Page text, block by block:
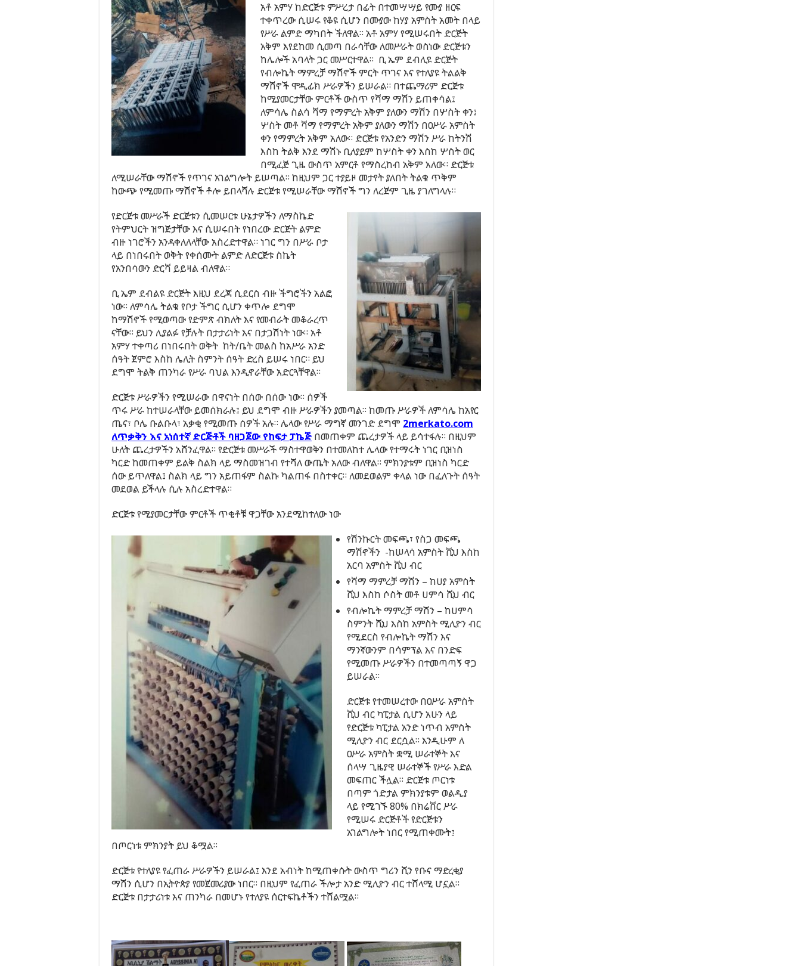
አቶ አምሃ ከድርጅቱ ምሥረታ በፊት በተመሣሣይ የሙያ ዘርፍ
ተቀጥረው ሲሠሩ የቆዩ ሲሆን በሙያው ከሃያ አምስት አመት በላይ
የሥራ ልምድ ማካበት ችለዋል። አቶ አምሃ የሚሠሩበት ድርጅት
አቅም እየደከመ ሲመጣ በራሳቸው ለመሥራት ወስነው ድርጅቱን
ከሌሎች አባላት ጋር መሥርተዋል። ቢ ኤም ደብሊዩ ድርጅት
የብሎኬት ማምረቻ ማሽኖች ምርት ጥገና እና የተለያዩ ትልልቅ
ማሽኖች ሞዲፊክ ሥራዎችን ይሠራል። በተጨማሪም ድርጅቱ
ከሚያመርታቸው ምርቶች ውስጥ የሻማ ማሽን ይጠቀሳል፤
ለምሳሌ ስልሳ ሻማ የማምረት አቅም ያለውን ማሽን በሦስት ቀን፤
ሦስት መቶ ሻማ የማምረት አቅም ያለውን ማሽን በዐሥራ አምስት
ቀን የማምረት አቅም አለው። ድርጅቱ የአንድን ማሽን ሥራ ከትንሽ
እስከ ትልቅ እንደ ማሽኑ ቢለያይም ከሦስት ቀን እስከ ሦስት ወር
በሚፈጅ ጊዜ ውስጥ አምርቶ የማስረከብ አቅም አለው። ድርጅቱ
ለሚሠራቸው ማሽኖች የጥገና አገልግሎት ይሠጣል። ከዚህም ጋር ተያይዞ መታየት ያለበት ትልቁ ጥቅም
ከውጭ የሚመጡ ማሽኖች ቶሎ ይበላሻሉ ድርጅቱ የሚሠራቸው ማሽኖች ግን ለረጅም ጊዜ ያገለግላሉ።
የድርጅቱ መሥራች ድርጅቱን ሲመሠርቱ ሁኔታዎችን ለማስኬድ
የትምህርት ዝግጅታቸው እና ሲሠሩበት የነበረው ድርጅት ልምድ
ብዙ ነገሮችን አንዳቀለለላቸው አስረድተዋል። ነገር ግን በሥራ ቦታ
ላይ በነበሩበት ወቅት የቀሰሙት ልምድ ለድርጅቱ ስኬት
የአንበሳውን ድርሻ ይይዛል ብለዋል።
ቢ ኤም ደብልዩ ድርጅት እዚህ ደረጃ ሲደርስ ብዙ ችግሮችን አልፎ
ነው። ለምሳሌ ትልቁ የቦታ ችግር ሲሆን ቀጥሎ ደግሞ
ከማሽኖች የሚወጣው የድምጽ ብክለት እና የመብራት መቆራረጥ
ናቸው። ይህን ሊያልፉ የቻሉት በታታሪነት እና በታጋሽነት ነው። አቶ
አምሃ ተቀጣሪ በነበሩበት ወቅት ከት/ቤት መልስ ከአሥራ አንድ
ሰዓት ጀምሮ እስከ ሌሊት ስምንት ሰዓት ድረስ ይሠሩ ነበር። ይህ
ደግሞ ትልቅ ጠንካራ የሥራ ባህል እንዲኖራቸው አድርጓቸዋል።
ድርጅቱ ሥራዎችን የሚሠራው በዋናነት በሰው በሰው ነው። ሰዎች
ጥሩ ሥራ ከተሠራላቸው ይመሰክራሉ፤ ይህ ደግሞ ብዙ ሥራዎችን ያመጣል። ከመጡ ሥራዎች ለምሳሌ ከአየር
ጤና፣ ቦሌ ቡልቡላ፣ አቃቂ የሚመጡ ሰዎች አሉ። ሌላው የሥራ ማግኛ መንገድ ደግሞ 2merkato.com
ለጥቃቅን እና አነሰተኛ ድርጅቶች ባዘጋጀው የከፍታ ፓኬጅ በመጠቀም ጨረታዎች ላይ ይሳተፋሉ። በዚህም
ሁለት ጨረታዎችን አሸንፈዋል። የድርጅቱ መሥራች ማስተዋወቅን በተመለከተ ሌላው የተማሩት ነገር ቢዝነስ
ካርድ ከመጠቀም ይልቅ ስልክ ላይ ማስመዝገብ የተሻለ ውጤት አለው ብለዋል። ምክንያቱም ቢዝነስ ካርድ
ሰው ይጥለዋል፤ ስልክ ላይ ግን አይጠፋም ስልኩ ካልጠፋ በስተቀር። ለመደወልም ቀላል ነው በፈለጉት ሰዓት
መደወል ይችላሉ ሲሉ አስረድተዋል።
ድርጅቱ የሚያመርታቸው ምርቶች ጥቂቶቹ ዋጋቸው አንደሚከተለው ነው
የሽንኩርት መፍጫ፣ የስጋ መፍጫ
ማሽኖችን -ከሠላሳ አምስት ሺህ እስከ
አርባ አምስት ሺህ ብር
የሻማ ማምረቻ ማሽን – ከሀያ አምስት
ሺህ እስከ ሶስት መቶ ሀምሳ ሺህ ብር
የብሎኬት ማምረቻ ማሽን – ከሀምሳ
ስምንት ሺህ እስከ አምስት ሚሊዮን ብር
የሚደርስ የብሎኬት ማሽን እና
ማንኛውንም በሳምፕል እና በንድፍ
የሚመጡ ሥራዎችን በተመጣጣኝ ዋጋ
ይሠራል።
ድርጅቱ የተመሠረተው በዐሥራ አምስት
ሺህ ብር ካፒታል ሲሆን አሁን ላይ
የድርጅቱ ካፒታል አንድ ነጥብ አምስት
ሚሊዮን ብር ደርሷል። እንዲሁም ለ
ዐሥራ አምስት ቋሚ ሠራተኞት እና
ሰላሣ ጊዜያዊ ሠራተኞች የሥራ እድል
መፍጠር ችሏል። ድርጅቱ ጦርነቱ
በጣም ጎድታል ምክንያቱም ወልዲያ
ላይ የሚገኙ 80% በክሬሸር ሥራ
የሚሠሩ ድርጅቶች የድርጅቱን
አገልግሎት ነበር የሚጠቀሙት፤
በጦርነቱ ምክንያት ይህ ቆሟል።
ድርጅቱ የተለያዩ የፈጠራ ሥራዎችን ይሠራል፤ እንደ አብነት ከሚጠቀሱት ውስጥ ግሪን ቪን የቡና ማድረቂያ
ማሽን ሲሆን በኢትዮጵያ የመጀመሪያው ነበር። በዚህም የፈጠራ ችሎታ አንድ ሚሊዮን ብር ተሸላሚ ሆኗል።
ድርጅቱ በታታሪነቱ እና ጠንካራ በመሆኑ የተለያዩ ሰርተፍኬቶችን ተሸልሟል።